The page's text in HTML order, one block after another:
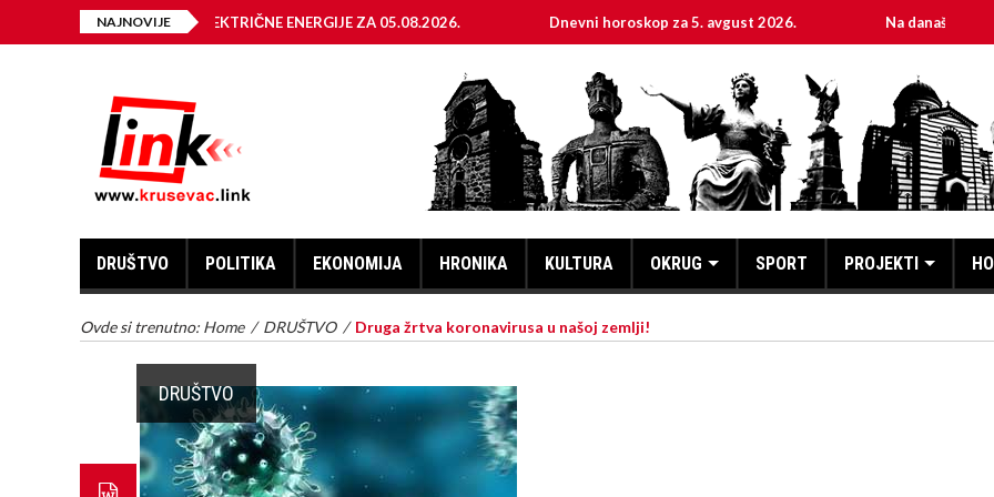
NAJNOVIJE
ISKLJUČENJA ELEKTRIČNE ENERGIJE ZA 05.08.2026. Dnevni horoskop za 5. avgust 2026. Na današnji dan, 5. avgust
DRUŠTVO POLITIKA EKONOMIJA HRONIKA KULTURA OKRUG SPORT PROJEKTI
Ovde si trenutno: Home / DRUŠTVO / Druga žrtva koronavirusa u našoj zemlji!
DRUŠTVO